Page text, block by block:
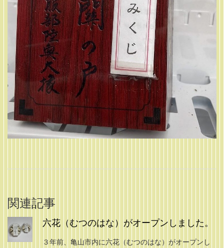
関連記事
六花（むつのはな）がオープンしました。
３年前、亀山市内に六花（むつのはな）がオープンし